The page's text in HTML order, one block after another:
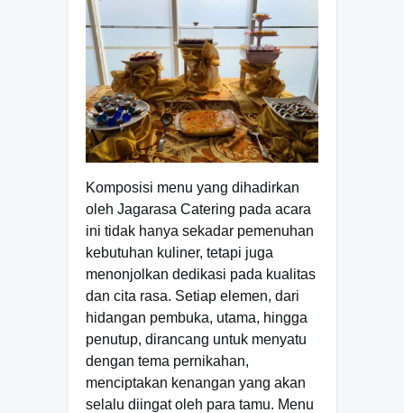
Komposisi menu yang dihadirkan
oleh Jagarasa Catering pada acara
ini tidak hanya sekadar pemenuhan
kebutuhan kuliner, tetapi juga
menonjolkan dedikasi pada kualitas
dan cita rasa. Setiap elemen, dari
hidangan pembuka, utama, hingga
penutup, dirancang untuk menyatu
dengan tema pernikahan,
menciptakan kenangan yang akan
selalu diingat oleh para tamu. Menu